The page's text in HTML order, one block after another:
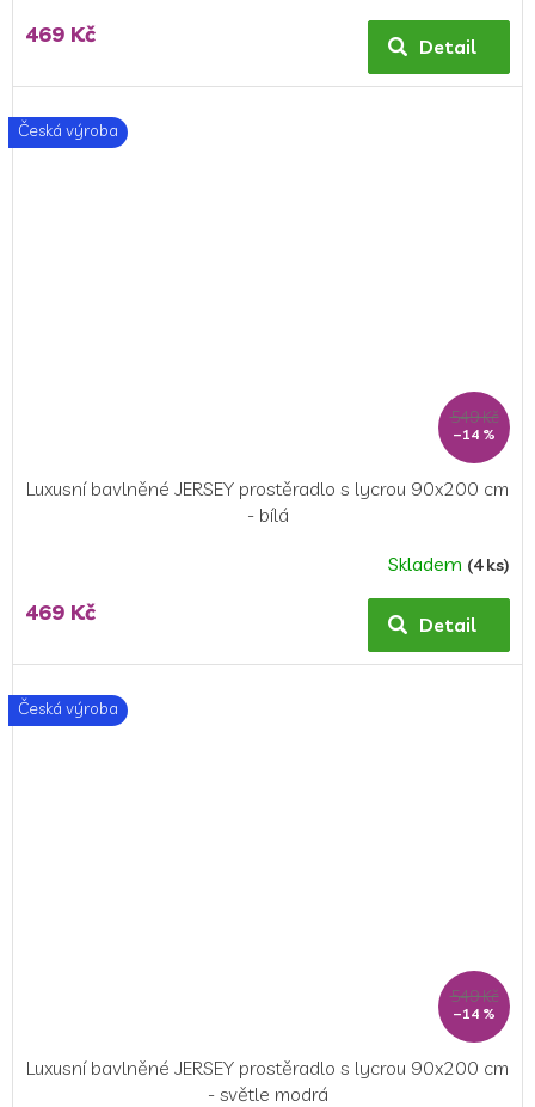
469 Kč Detail
Česká výroba
549 Kč
–14 %
Luxusní bavlněné JERSEY prostěradlo s lycrou 90x200 cm
- bílá
Skladem (4 ks)
469 Kč Detail
Česká výroba
549 Kč
–14 %
Luxusní bavlněné JERSEY prostěradlo s lycrou 90x200 cm
- světle modrá